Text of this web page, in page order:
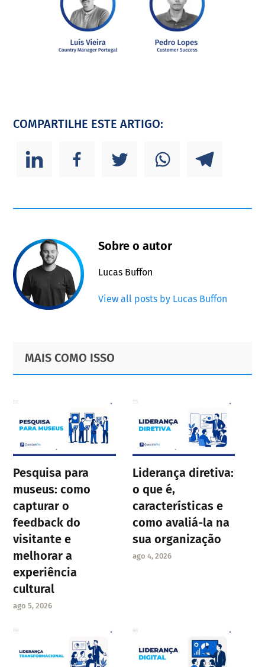
COMPARTILHE ESTE ARTIGO:
Sobre o autor
Lucas Buffon
View all posts by Lucas Buffon
Primary
Sidebar
Footer
MAIS COMO ISSO
Pesquisa para
museus: como
capturar o
feedback do
visitante e
melhorar a
experiência
cultural
ago 5, 2026
Liderança diretiva:
o que é,
características e
como avaliá-la na
sua organização
ago 4, 2026